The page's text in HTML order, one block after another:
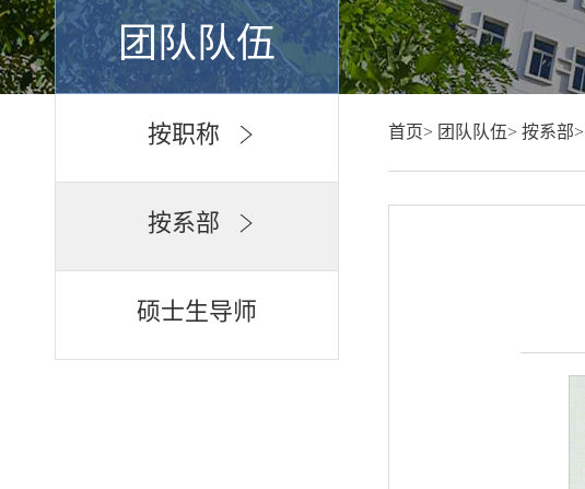
团队队伍
按职称
按系部
硕士生导师
首页> 团队队伍> 按系部>